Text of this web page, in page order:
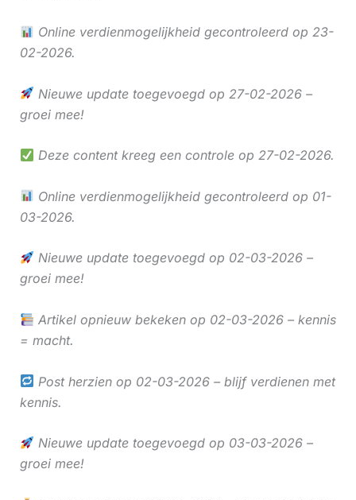
Online verdienmogelijkheid gecontroleerd op 23-
02-2026.
Nieuwe update toegevoegd op 27-02-2026 –
groei mee!
Deze content kreeg een controle op 27-02-2026.
Online verdienmogelijkheid gecontroleerd op 01-
03-2026.
Nieuwe update toegevoegd op 02-03-2026 –
groei mee!
Artikel opnieuw bekeken op 02-03-2026 – kennis
= macht.
Post herzien op 02-03-2026 – blijf verdienen met
kennis.
Nieuwe update toegevoegd op 03-03-2026 –
groei mee!